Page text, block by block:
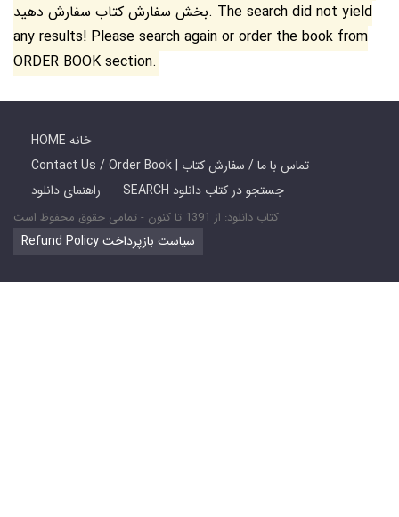
بخش سفارش کتاب سفارش دهید. The search did not yield
any results! Please search again or order the book from
ORDER BOOK section.
HOME خانه
Contact Us / Order Book | تماس با ما / سفارش کتاب
راهنمای دانلود
SEARCH جستجو در کتاب دانلود
کتاب دانلود: از 1391 تا کنون - تمامی حقوق محفوظ است
Refund Policy سیاست بازپرداخت